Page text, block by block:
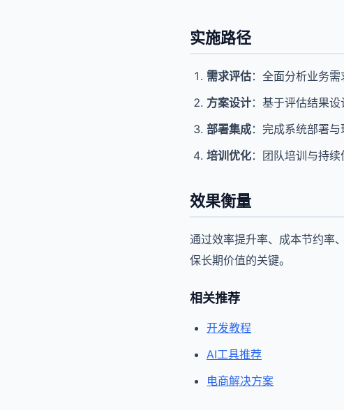
实施路径
需求评估：全面分析业务
方案设计：基于评估结果
部署集成：完成系统部署
培训优化：团队培训与持
效果衡量
通过效率提升率、成本节约率
保长期价值的关键。
相关推荐
开发教程
AI工具推荐
电商解决方案